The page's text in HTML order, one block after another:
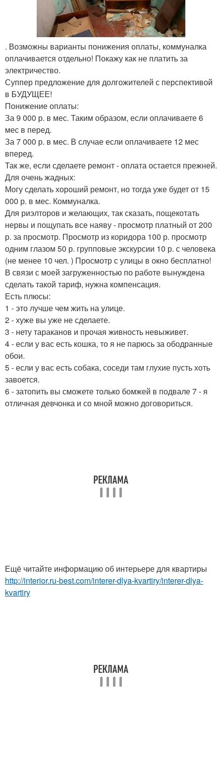
. Возможны варианты понижения оплаты, коммуналка
оплачивается отдельно! Покажу как не платить за
электричество.
Суппер предложение для долгожителей с перспективой
в БУДУЩЕЕ!
Понижение оплаты:
За 9 000 р. в мес. Таким образом, если оплачиваете 6
мес в перед.
За 7 000 р. в мес. В случае если оплачиваете 12 мес
вперед.
Так же, если сделаете ремонт - оплата остается прежней.
Для очень жадных:
Могу сделать хороший ремонт, но тогда уже будет от 15
000 р. в мес. Коммуналка.
Для риэлторов и желающих, так сказать, пощекотать
нервы и пощупать все наяву - просмотр платный от 200
р. за просмотр. Просмотр из коридора 100 р. просмотр
одним глазом 50 р. групповые экскурсии 10 р. с человека
(не менее 10 чел. ) Просмотр с улицы в окно бесплатно!
В связи с моей загруженностью по работе вынуждена
сделать такой тариф, нужна компенсация.
Есть плюсы:
1 - это лучше чем жить на улице.
2 - хуже вы уже не сделаете.
3 - нету тараканов и прочая живность невыживет.
4 - если у вас есть кошка, то я не парюсь за ободранные
обои.
5 - если у вас есть собака, соседи там глухие пусть хоть
завоется.
6 - затопить вы сможете только бомжей в подвале 7 - я
отличная девчонка и со мной можно договориться.
Ещё читайте информацию об интерьере для квартиры
http://interior.ru-best.com/interer-dlya-kvartiry/interer-dlya-
kvartiry